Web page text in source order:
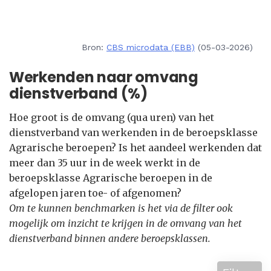
Bron: CBS microdata (EBB) (05-03-2026)
Werkenden naar omvang
dienstverband (%)
Hoe groot is de omvang (qua uren) van het
dienstverband van werkenden in de beroepsklasse
Agrarische beroepen? Is het aandeel werkenden dat
meer dan 35 uur in de week werkt in de
beroepsklasse Agrarische beroepen in de
afgelopen jaren toe- of afgenomen?
Om te kunnen benchmarken is het via de filter ook
mogelijk om inzicht te krijgen in de omvang van het
dienstverband binnen andere beroepsklassen.